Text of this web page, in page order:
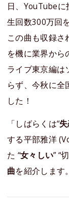
日、YouTube
生回数300万回
この曲も収録
を機に業界から
ライブ東京編は
らず、今秋に全
した！
「しばらくは“
する平部雅洋
た “女々しい” “
曲を紹介します。